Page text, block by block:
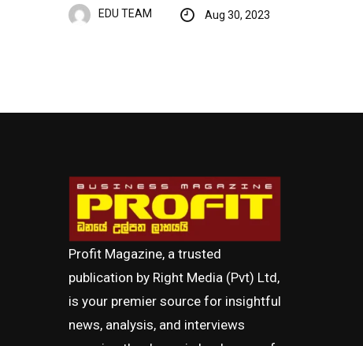
EDU TEAM Aug 30, 2023
Profit Magazine, a trusted
publication by Right Media (Pvt) Ltd,
is your premier source for insightful
news, analysis, and interviews